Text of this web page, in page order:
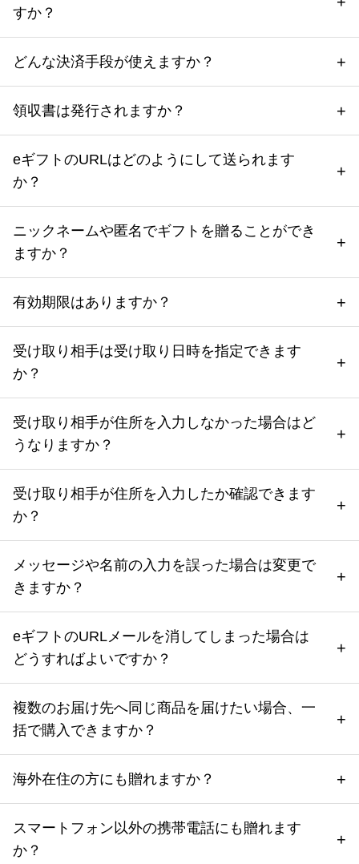
すか？
どんな決済手段が使えますか？
領収書は発行されますか？
eギフトのURLはどのようにして送られます
か？
ニックネームや匿名でギフトを贈ることができ
ますか？
有効期限はありますか？
受け取り相手は受け取り日時を指定できます
か？
受け取り相手が住所を入力しなかった場合はど
うなりますか？
受け取り相手が住所を入力したか確認できます
か？
メッセージや名前の入力を誤った場合は変更で
きますか？
eギフトのURLメールを消してしまった場合は
どうすればよいですか？
複数のお届け先へ同じ商品を届けたい場合、一
括で購入できますか？
海外在住の方にも贈れますか？
スマートフォン以外の携帯電話にも贈れます
か？